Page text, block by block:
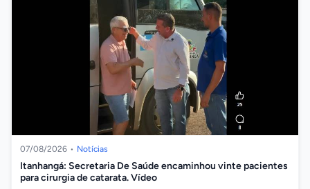
07/08/2026 • Notícias
Itanhangá: Secretaria De Saúde encaminhou vinte pacientes
para cirurgia de catarata. Vídeo